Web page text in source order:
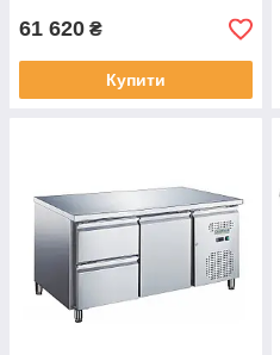
61 620 ₴
Купити